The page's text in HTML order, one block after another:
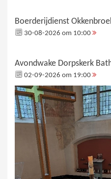
Boerderijdienst
30-08-2026 om 10:00
Avondwake Dorpskerk
02-09-2026 om 19:00